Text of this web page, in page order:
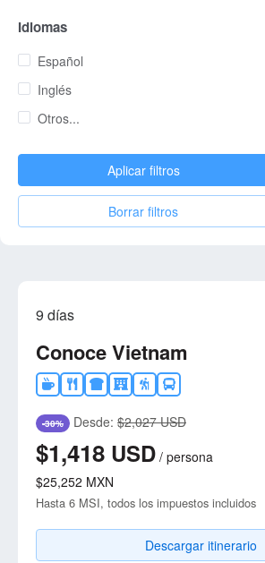
Idiomas
Español
Inglés
Otros...
Aplicar filtros
Borrar filtros
9 días
Conoce Vietnam
-30% Desde: $2,027 USD
$1,418 USD / persona
$25,252 MXN
Hasta 6 MSI, todos los impuestos incluidos
Descargar itinerario